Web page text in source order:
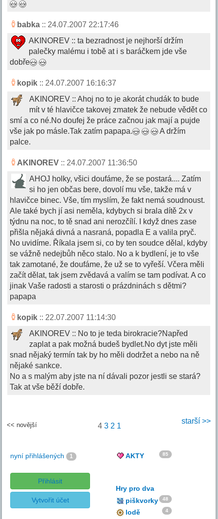
babka :: 24.07.2007 22:17:46
AKINOREV :: ta bezradnost je nejhorší držím
palečky malému i tobě at i s baráčkem jde vše
dobře
kopik :: 24.07.2007 16:16:37
AKINOREV :: Ahoj no to je akorát chudák to bude
mít v té hlavičce takovej zmatek že nebude vědět co
smí a co né.No doufej že práce začnou jak mají a pujde
vše jak po másle.Tak zatím papapa.
A držím
palce.
AKINOREV :: 24.07.2007 11:36:50
AHOJ holky, všici doufáme, že se postará.... Zatím
si ho jen občas bere, dovolí mu vše, takže má v
hlavičce binec. Vše, tím myslím, že fakt nemá soudnoust.
Ale také bych jí asi neměla, kdybych si brala dítě 2x v
týdnu na noc, to tě snad ani nerozčílí. I když dnes zase
přišla nějaká divná a nasraná, popadla E a valila pryč.
No uvidíme. Říkala jsem si, co by ten soudce dělal, kdyby
se vážně nedejbůh něco stalo. No a k bydlení, je to vše
tak zamotané, že doufáme, že už se to vyřeší. Včera měli
začít dělat, tak jsem zvědavá a valím se tam podívat. A co
jinak Vaše radosti a starosti o prázdninách s dětmi?
papapa
kopik :: 22.07.2007 11:14:30
AKINOREV :: No to je teda birokracie?Napřed
zaplat a pak možná budeš bydlet.No dyt jste měli
snad nějaký termín tak by ho měli dodržet a nebo na ně
nějaké sankce.
No a s malým aby jste na ní dávali pozor jestli se stará?
Tak at vše běží dobře.
starší >>
<< novější 4 3 2 1
nyní přihlášených 1
Přihlásit
Vytvořit účet
AKTY 85
Hry pro dva
piškvorky
48
lodě 4